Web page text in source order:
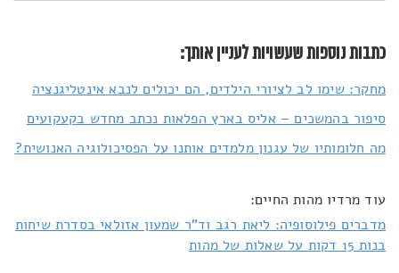
כתבות נוספות שעשויות לעניין אותך:
מחקר: שימו לב לציורי הילדים, הם יכולים לנבא אינטליגנציה
סיפור בהמשכים – אליס בארץ הפלאות נכתב מחדש בקעקועים
מה חלומותיו של עגנון מלמדים אותנו על הפסיכולוגיה האנושית?
עוד מרדיו מהות החיים:
מדברים פילוסופיה: ליאת רגב וד"ר שמעון אזולאי בסדרת שיחות
בנות 15 דקות על שאלות של מהות